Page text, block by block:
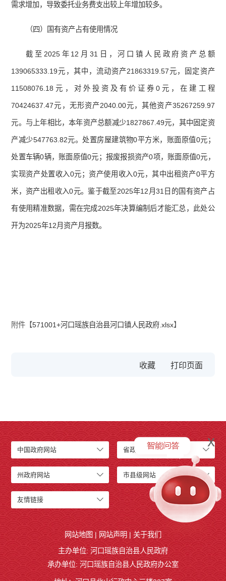
需求增加，导致委托业务费支出较上年增加较多。
（四）国有资产占有使用情况
截至2025年12月31日，河口镇人民政府资产总额
139065333.19元，其中，流动资产21863319.57元，固定资产
11508076.18元，对外投资及有价证券0元，在建工程
70424637.47元，无形资产2040.00元，其他资产35267259.97
元。与上年相比，本年资产总额减少1827867.49元，其中固定资
产减少547763.82元。处置房屋建筑物0平方米，账面原值0元；
处置车辆0辆，账面原值0元；报废报损资产0项，账面原值0元，
实现资产处置收入0元；资产使用收入0元，其中出租资产0平方
米，资产出租收入0元。鉴于截至2025年12月31日的国有资产占
有使用精准数据，需在完成2025年决算编制后才能汇总，此处公
开为2025年12月资产月报数。
附件【571001+河口瑶族自治县河口镇人民政府.xlsx】
收藏
中国政府网站 省政府网站
州政府网站 市县级网站
友情链接
网站地图 | 网站声明 | 关于我们
主办单位: 河口瑶族自治县人民政府
承办单位: 河口瑶族自治县人民政府办公室
x